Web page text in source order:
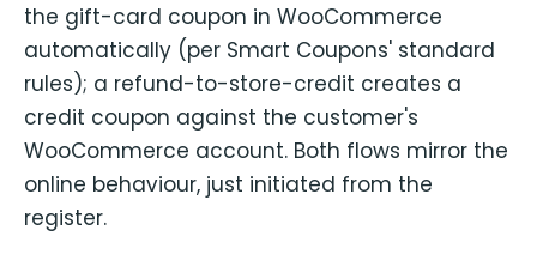
the gift-card coupon in WooCommerce
automatically (per Smart Coupons' standard
rules); a refund-to-store-credit creates a
credit coupon against the customer's
WooCommerce account. Both flows mirror the
online behaviour, just initiated from the
register.